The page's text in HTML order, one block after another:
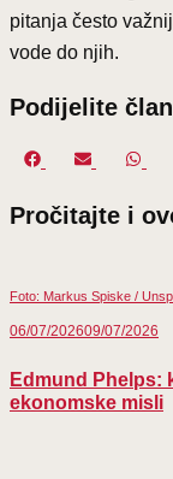
pitanja često
vode do njih.
Podijelite
Share
Facebook
Share
Email
Pročitajte i
Foto: Markus Spiske /
06/07/202609/07/2026
Edmund Phelps:
ekonomske misli